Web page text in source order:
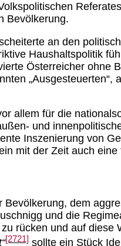
Bevölkerung.
an den
Haushaltspolitik
Österreicher ohne
allem für die
und
Inszenierung von
mit der Zeit auch
dem
und die
rücken und auf
[2721] sollte ein Stück